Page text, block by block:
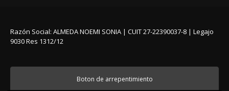
Razón Social: ALMEDA NOEMI SONIA | CUIT 27-22390037-8 | Legajo
9030 Res 1312/12
Boton de arrepentimiento